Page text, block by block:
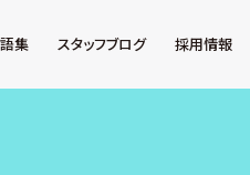
集 スタッフブログ 採用情報